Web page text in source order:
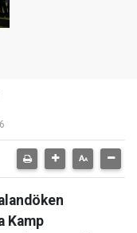
Kamp